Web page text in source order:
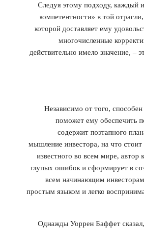
Следуя этому подходу, каждый
компетентности» в той
которой доставляет ему
многочисленные
действительно имело значение, –
Независимо от того,
поможет ему обеспечить
содержит поэтапного
мышление инвестора, на что
известного во всем мире,
глупых ошибок и сформирует в
всем начинающим
простым языком и легко
Однажды Уоррен Баффет сказал,